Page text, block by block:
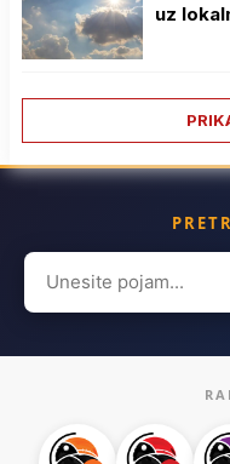
uz
Search
for: